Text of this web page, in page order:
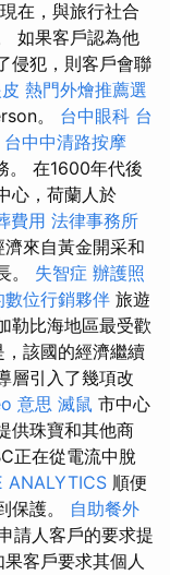
在，與旅行社合
如果客戶認為他
侵犯，則客戶會聯
熱門外燴推薦選
。 台中眼科 台
台中中清路按摩
。 在1600年代後
心，荷蘭人於
費用 法律事務所
來自黃金開采和
。 失智症 辦護照
位行銷夥伴 旅遊
勒比海地區最受歡
，該國的經濟繼續
層引入了幾項改
意思 滅鼠 市中心
供珠寶和其他商
正在從電流中脫
ANALYTICS 順便
保護。 自助餐外
請人客戶的要求提
果客戶要求其個人